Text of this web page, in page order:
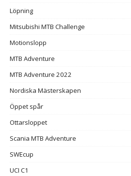
Löpning
Mitsubishi MTB Challenge
Motionslopp
MTB Adventure
MTB Adventure 2022
Nordiska Mästerskapen
Öppet spår
Ottarsloppet
Scania MTB Adventure
SWEcup
UCI C1